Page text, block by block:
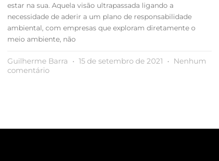
estar na sua. Aquela visão ultrapassada ligando a
necessidade de aderir a um plano de responsabilidade
ambiental, com empresas que exploram diretamente o
meio ambiente, não
Guilherme Barra 15 de setembro de 2021
Nenhum
comentário